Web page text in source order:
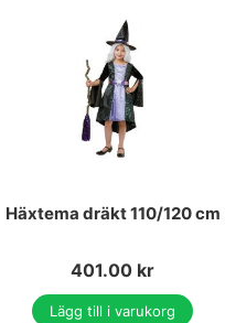
Häxtema dräkt 110/120 cm
401.00 kr
Lägg till i varukorg